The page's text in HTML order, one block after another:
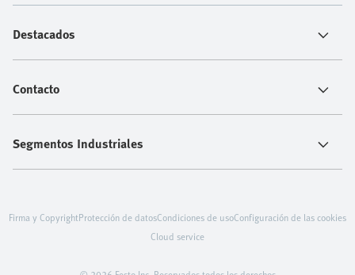
Destacados
Contacto
Segmentos Industriales
Firma y CopyrightProtección de datosCondiciones de usoConfiguración de las cookies
Cloud service